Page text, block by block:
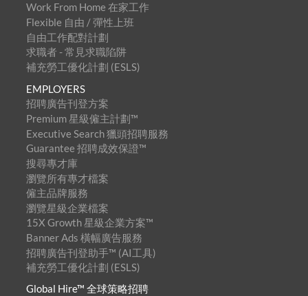
Work From Home 在家工作
Flexible 自由 / 彈性上班
自由工作配對計劃
求職者 - 常見求職陷阱
補充勞工優化計劃 (ESLS)
EMPLOYERS
招聘廣告刊登方案
Premium 星級僱主計劃™
Executive Search 獵頭招聘服務
Guarantee 招聘成效保證™
搜尋專才庫
瀏覽所有專才檔案
僱主品牌服務
瀏覽星級企業檔案
15X Growth 星級企業方案™
Banner Ads 橫幅廣告服務
招聘廣告刊登助手™ (AI工具)
補充勞工優化計劃 (ESLS)
Global Hire™ 全球策略招聘